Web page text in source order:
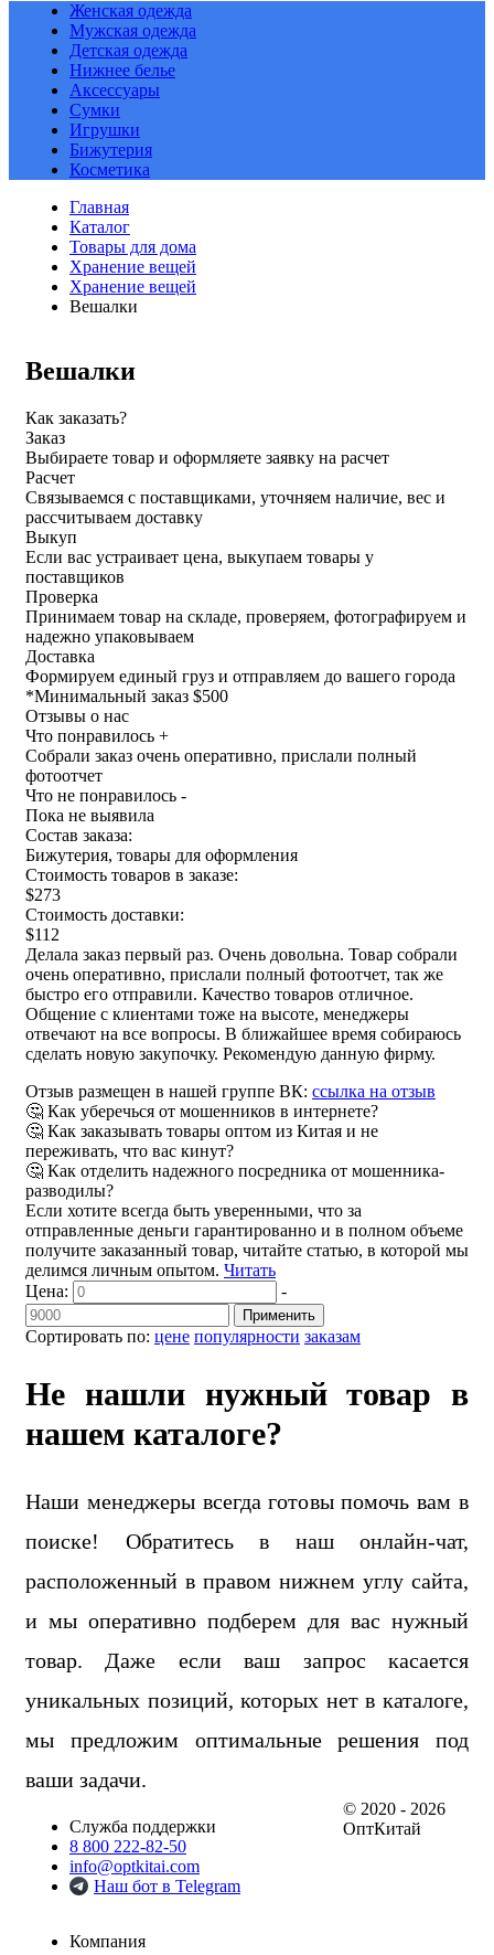
Женская одежда
Мужская одежда
Детская одежда
Нижнее белье
Аксессуары
Сумки
Игрушки
Бижутерия
Косметика
Главная
Каталог
Товары для дома
Хранение вещей
Хранение вещей
Вешалки
Вешалки
Как заказать?
Заказ
Выбираете товар и оформляете заявку на расчет
Расчет
Связываемся с поставщиками, уточняем наличие, вес и
рассчитываем доставку
Выкуп
Если вас устраивает цена, выкупаем товары у
поставщиков
Проверка
Принимаем товар на складе, проверяем, фотографируем и
надежно упаковываем
Доставка
Формируем единый груз и отправляем до вашего города
*Минимальный заказ $500
Отзывы о нас
Что понравилось +
Собрали заказ очень оперативно, прислали полный
фотоотчет
Что не понравилось -
Пока не выявила
Состав заказа:
Бижутерия, товары для оформления
Стоимость товаров в заказе:
$273
Стоимость доставки:
$112
Делала заказ первый раз. Очень довольна. Товар собрали
очень оперативно, прислали полный фотоотчет, так же
быстро его отправили. Качество товаров отличное.
Общение с клиентами тоже на высоте, менеджеры
отвечают на все вопросы. В ближайшее время собираюсь
сделать новую закупочку. Рекомендую данную фирму.
Отзыв размещен в нашей группе ВК: ссылка на отзыв
🤔 Как уберечься от мошенников в интернете?
🤔 Как заказывать товары оптом из Китая и не
переживать, что вас кинут?
🤔 Как отделить надежного посредника от мошенника-
разводилы?
Если хотите всегда быть уверенными, что за
отправленные деньги гарантированно и в полном объеме
получите заказанный товар, читайте статью, в которой мы
делимся личным опытом. Читать
Сортировать по: цене популярности заказам
Цена: -
Применить
Не нашли нужный товар в
нашем каталоге?
Наши менеджеры всегда готовы помочь вам в
поиске! Обратитесь в наш онлайн-чат,
расположенный в правом нижнем углу сайта,
и мы оперативно подберем для вас нужный
товар. Даже если ваш запрос касается
уникальных позиций, которых нет в каталоге,
мы предложим оптимальные решения под
ваши задачи.
Служба поддержки
8 800 222-82-50
info@optkitai.com
Наш бот в Telegram
Компания
© 2020 - 2026
ОптКитай